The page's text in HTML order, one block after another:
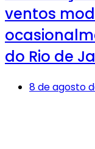
ventos
do Rio de
8 de agosto